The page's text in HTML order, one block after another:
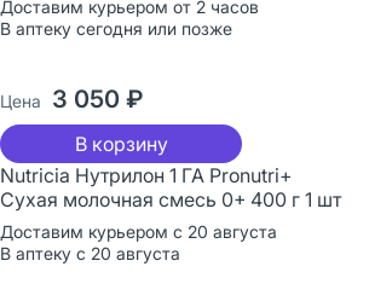
Доставим курьером от 2 часов
В аптеку сегодня или позже
Цена 3 050 ₽
В корзину
Nutricia Нутрилон 1 ГА Pronutri+
Сухая молочная смесь 0+ 400 г 1 шт
Доставим курьером с 20 августа
В аптеку с 20 августа